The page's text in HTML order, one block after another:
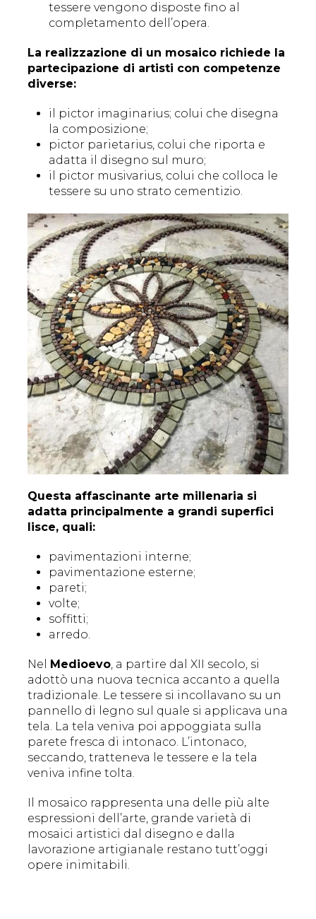
tessere vengono disposte fino al
completamento dell’opera.
La realizzazione di un mosaico richiede la
partecipazione di artisti con competenze
diverse:
il pictor imaginarius; colui che disegna
la composizione;
pictor parietarius, colui che riporta e
adatta il disegno sul muro;
il pictor musivarius, colui che colloca le
tessere su uno strato cementizio.
Questa affascinante arte millenaria si
adatta principalmente a grandi superfici
lisce, quali:
pavimentazioni interne;
pavimentazione esterne;
pareti;
volte;
soffitti;
arredo.
Nel Medioevo, a partire dal XII secolo, si
adottò una nuova tecnica accanto a quella
tradizionale. Le tessere si incollavano su un
pannello di legno sul quale si applicava una
tela. La tela veniva poi appoggiata sulla
parete fresca di intonaco. L’intonaco,
seccando, tratteneva le tessere e la tela
veniva infine tolta.
Il mosaico rappresenta una delle più alte
espressioni dell’arte, grande varietà di
mosaici artistici dal disegno e dalla
lavorazione artigianale restano tutt’oggi
opere inimitabili.